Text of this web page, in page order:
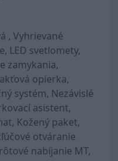
, Vyhrievané
LED svetlomety,
zamykania,
opierka,
systém, Nezávislé
asistent,
Kožený paket,
otváranie
nabíjanie MT,